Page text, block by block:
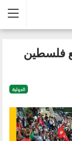
فلسطين
الدولية